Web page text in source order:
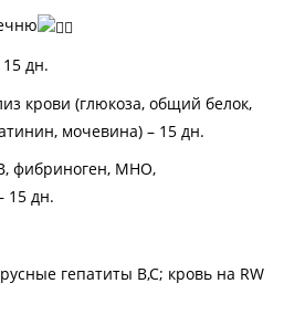
дн.
крови (глюкоза, общий белок,
мочевина) – 15 дн.
фибриноген, МНО,
15 дн.
гепатиты В,С; кровь на RW